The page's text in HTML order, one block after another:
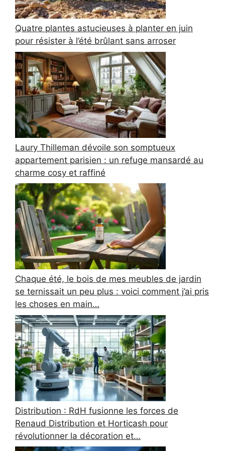
Quatre plantes astucieuses à planter en juin
pour résister à l’été brûlant sans arroser
Laury Thilleman dévoile son somptueux
appartement parisien : un refuge mansardé au
charme cosy et raffiné
Chaque été, le bois de mes meubles de jardin
se ternissait un peu plus : voici comment j’ai pris
les choses en main…
Distribution : RdH fusionne les forces de
Renaud Distribution et Horticash pour
révolutionner la décoration et…